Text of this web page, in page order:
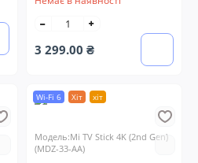
3 299.00 ₴
Wi-Fi 6 Хіт хіт
Модель:Mi TV Stick 4K (2nd Gen)
(MDZ-33-AA)